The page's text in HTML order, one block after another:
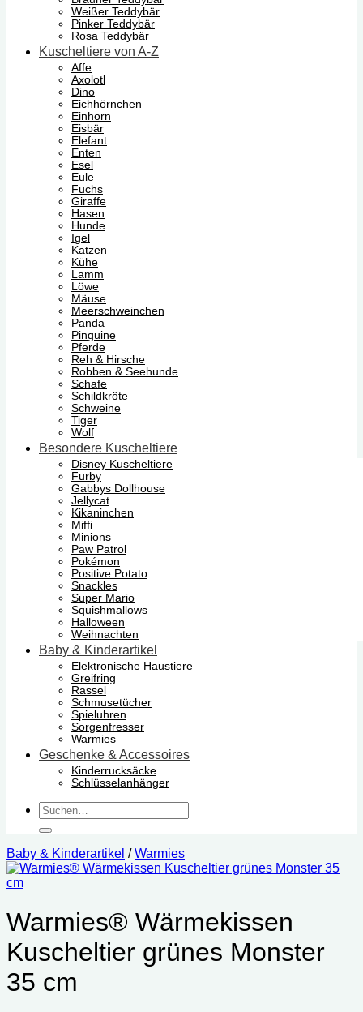
Weißer Teddybär
Pinker Teddybär
Rosa Teddybär
Kuscheltiere von A-Z
Affe
Axolotl
Dino
Eichhörnchen
Einhorn
Eisbär
Elefant
Enten
Esel
Eule
Fuchs
Giraffe
Hasen
Hunde
Igel
Katzen
Kühe
Lamm
Löwe
Mäuse
Meerschweinchen
Panda
Pinguine
Pferde
Reh & Hirsche
Robben & Seehunde
Schafe
Schildkröte
Schweine
Tiger
Wolf
Besondere Kuscheltiere
Disney Kuscheltiere
Furby
Gabbys Dollhouse
Jellycat
Kikaninchen
Miffi
Minions
Paw Patrol
Pokémon
Positive Potato
Snackles
Super Mario
Squishmallows
Halloween
Weihnachten
Baby & Kinderartikel
Elektronische Haustiere
Greifring
Rassel
Schmusetücher
Spieluhren
Sorgenfresser
Warmies
Geschenke & Accessoires
Kinderrucksäcke
Schlüsselanhänger
Suchen
nach:
Baby & Kinderartikel / Warmies
Warmies® Wärmekissen
Kuscheltier grünes Monster
35 cm